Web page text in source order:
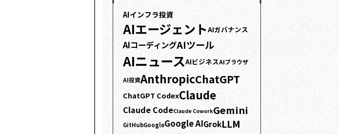
AIインフラ投資
AIエージェントAIガバナンス
AIコーディングAIツール
AIニュースAIビジネスAIブラウザ
AI投資AnthropicChatGPT
ChatGPT CodexClaude
Claude CodeClaude CoworkGemini
GitHubGoogleGoogle AIGrokLLM